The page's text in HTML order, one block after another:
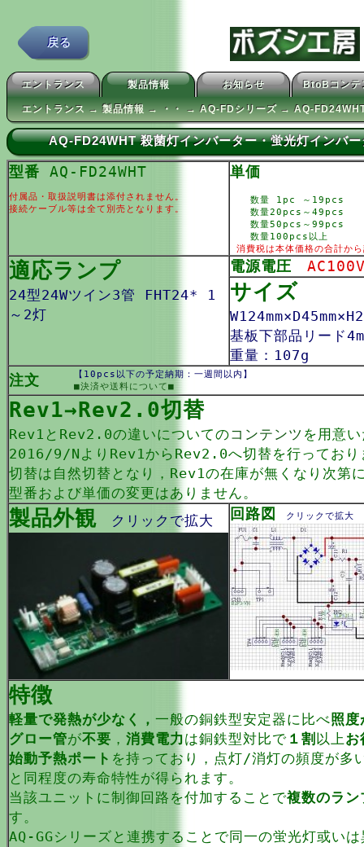
戻る
エントランス 製品情報 お知らせ BtoBコンテ
エントランス → 製品情報 → ・・ → AQ-FDシリーズ → AQ-
AQ-FD24WHT 殺菌灯インバーター・蛍光灯インバ
型番 AQ-FD24WHT
付属品・取扱説明書は添付されません。
接続ケーブル等は全て別売となります。
単価
数量 1pc ～19pcs
数量20pcs～49pcs
数量50pcs～99pcs
数量100pcs以上
消費税は本体価格の合計か
適応ランプ
24型24Wツイン3管 FHT24* 1
～2灯
電源電圧
サイズ
基板下部品リード
重量：107g
注文
【10pcs以下の予定納期：一週間以内】
■決済や送料について■
Rev1→Rev2.0切替
Rev1とRev2.0の違いについてのコンテンツ を用意
2016/9/NよりRev1からRev2.0へ切替を行っており
切替は自然切替となり，Rev1の在庫が無くなり次第
型番および単価の変更はありません。
製品外観 クリックで拡大 回路図 クリックで拡大
特徴
軽量で発熱が少なく， 一般の銅鉄型安定器に比べ照度
グロー管が不要 ， 消費電力は銅鉄型対比で １割 以上お
始動予熱ポート を持っており，点灯/消灯の頻度が多
と同程度の寿命特性が得られます。
当該ユニットに制御回路を付加することで複数のラン
す。
AQ-GGシリーズと連携することで同一の蛍光灯或い